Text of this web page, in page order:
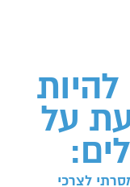
על
לצרכי